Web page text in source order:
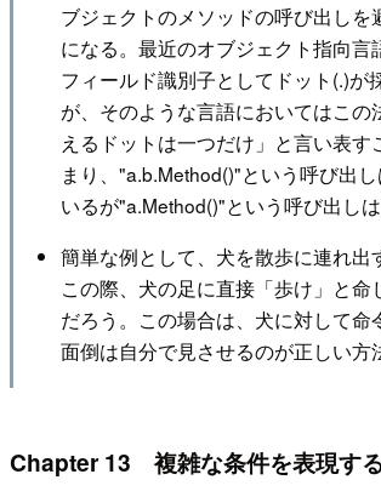
ブジェクトのメソッドの呼び出しを
になる。最近のオブジェクト指向言
フィールド識別子としてドット(.)が
が、そのような言語においてはこの
えるドットは一つだけ」と言い表す
まり、"a.b.Method()"という呼び出
いるが"a.Method()"という呼び出しは
簡単な例として、犬を散歩に連れ出
この際、犬の足に直接「歩け」と命
だろう。この場合は、犬に対して命
面倒は自分で見させるのが正しい方
Chapter 13 複雑な条件を表現する